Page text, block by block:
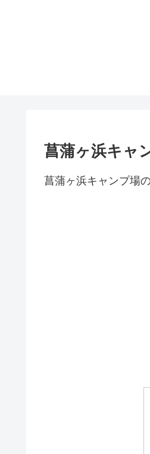
菖蒲ヶ浜キャ
菖蒲ヶ浜キャンプ場